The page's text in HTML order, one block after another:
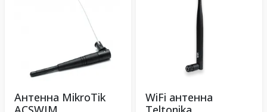
Антенна MikroTik
WiFi антенна